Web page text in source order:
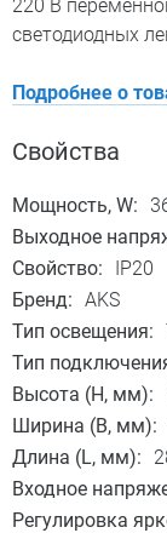
220 В
светодиодных
Подробнее о
Свойства
Мощность, W:
Выходное
Свойство:
IP20
Бренд: AKS
Тип освещения:
Тип
Высота (H, мм):
Ширина (B, мм):
Длина (L, мм):
Входное
Регулировка